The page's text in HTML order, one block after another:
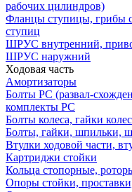
рабочих цилиндров)
Фланцы ступицы, грибы
ступиц
ШРУС внутренний,
ШРУС наружний
Ходовая часть
Амортизаторы
Болты РС (развал-
комплекты РС
Болты колеса, гайки
Болты, гайки, шпильки,
Втулки ходовой части,
Картриджи стойки
Кольца стопорные,
Опоры стойки,